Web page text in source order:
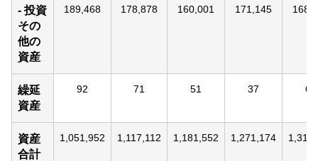
- 投資
その
他の
資産
189,468 178,878 160,001 171,145
繰延
資産
92 71 51 37 67
資産
合計
1,051,952 1,117,112 1,181,552 1,271,174